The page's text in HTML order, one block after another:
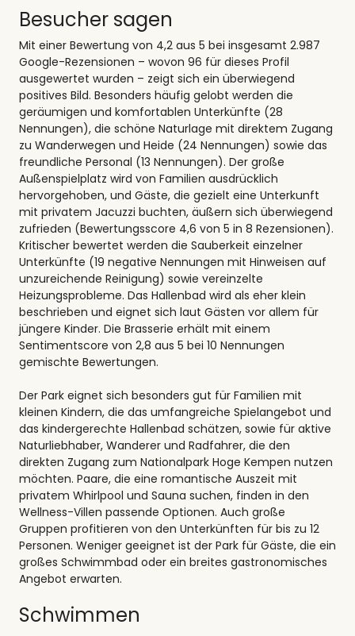
Besucher sagen
Mit einer Bewertung von 4,2 aus 5 bei insgesamt 2.987
Google-Rezensionen – wovon 96 für dieses Profil
ausgewertet wurden – zeigt sich ein überwiegend
positives Bild. Besonders häufig gelobt werden die
geräumigen und komfortablen Unterkünfte (28
Nennungen), die schöne Naturlage mit direktem Zugang
zu Wanderwegen und Heide (24 Nennungen) sowie das
freundliche Personal (13 Nennungen). Der große
Außenspielplatz wird von Familien ausdrücklich
hervorgehoben, und Gäste, die gezielt eine Unterkunft
mit privatem Jacuzzi buchten, äußern sich überwiegend
zufrieden (Bewertungsscore 4,6 von 5 in 8 Rezensionen).
Kritischer bewertet werden die Sauberkeit einzelner
Unterkünfte (19 negative Nennungen mit Hinweisen auf
unzureichende Reinigung) sowie vereinzelte
Heizungsprobleme. Das Hallenbad wird als eher klein
beschrieben und eignet sich laut Gästen vor allem für
jüngere Kinder. Die Brasserie erhält mit einem
Sentimentscore von 2,8 aus 5 bei 10 Nennungen
gemischte Bewertungen.
Der Park eignet sich besonders gut für Familien mit
kleinen Kindern, die das umfangreiche Spielangebot und
das kindergerechte Hallenbad schätzen, sowie für aktive
Naturliebhaber, Wanderer und Radfahrer, die den
direkten Zugang zum Nationalpark Hoge Kempen nutzen
möchten. Paare, die eine romantische Auszeit mit
privatem Whirlpool und Sauna suchen, finden in den
Wellness-Villen passende Optionen. Auch große
Gruppen profitieren von den Unterkünften für bis zu 12
Personen. Weniger geeignet ist der Park für Gäste, die ein
großes Schwimmbad oder ein breites gastronomisches
Angebot erwarten.
Schwimmen